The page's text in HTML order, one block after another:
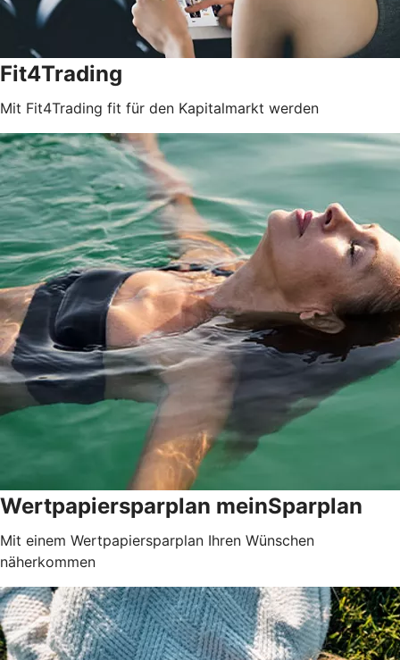
Fit4Trading
Mit Fit4Trading fit für den Kapitalmarkt werden
Wertpapiersparplan meinSparplan
Mit einem Wertpapiersparplan Ihren Wünschen
näherkommen